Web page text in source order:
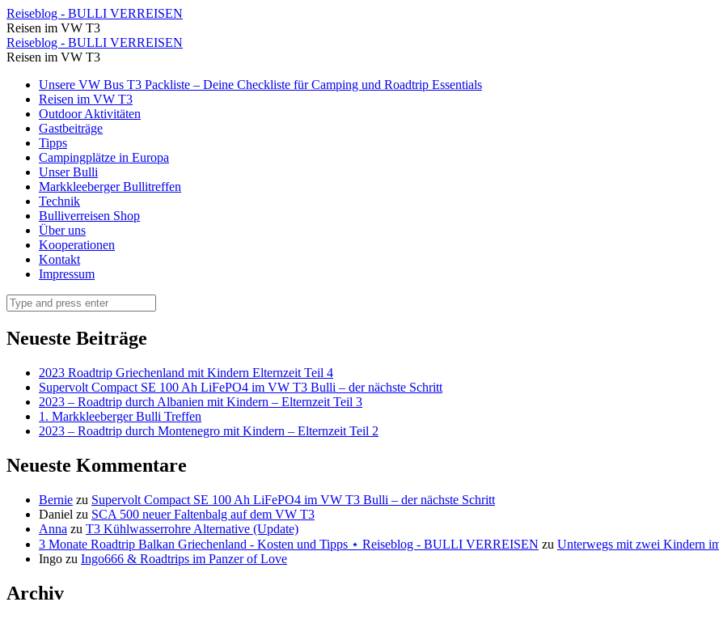
Tag
14
(1)
Reiseblog
BULLI
VERREISEN
Reiseblog - BULLI VERREISEN
Reisen im VW T3
Tag
14
(1)
Reiseblog
BULLI
VERREISEN
Reiseblog - BULLI VERREISEN
Reisen im VW T3
Skip
content
Unsere VW Bus T3 Packliste – Deine Checkliste für Camping und Roadtrip Essentials
Reisen im VW T3
Outdoor Aktivitäten
Gastbeiträge
Tipps
Campingplätze in Europa
Unser Bulli
Markkleeberger Bullitreffen
Technik
Bulliverreisen Shop
Über uns
Kooperationen
Kontakt
Impressum
Search
Neueste Beiträge
2023 Roadtrip Griechenland mit Kindern Elternzeit Teil 4
Supervolt Compact SE 100 Ah LiFePO4 im VW T3 Bulli – der nächste Schritt
2023 – Roadtrip durch Albanien mit Kindern – Elternzeit Teil 3
1. Markkleeberger Bulli Treffen
2023 – Roadtrip durch Montenegro mit Kindern – Elternzeit Teil 2
Neueste Kommentare
Bernie zu Supervolt Compact SE 100 Ah LiFePO4 im VW T3 Bulli – der nächste Schritt
Daniel zu SCA 500 neuer Faltenbalg auf dem VW T3
Anna zu T3 Kühlwasserrohre Alternative (Update)
3 Monate Roadtrip Balkan Griechenland - Kosten und Tipps ⋆ Reiseblog - BULLI VERREISEN zu Unterwegs mit zwei Kindern
Ingo zu Ingo666 & Roadtrips im Panzer of Love
Archiv